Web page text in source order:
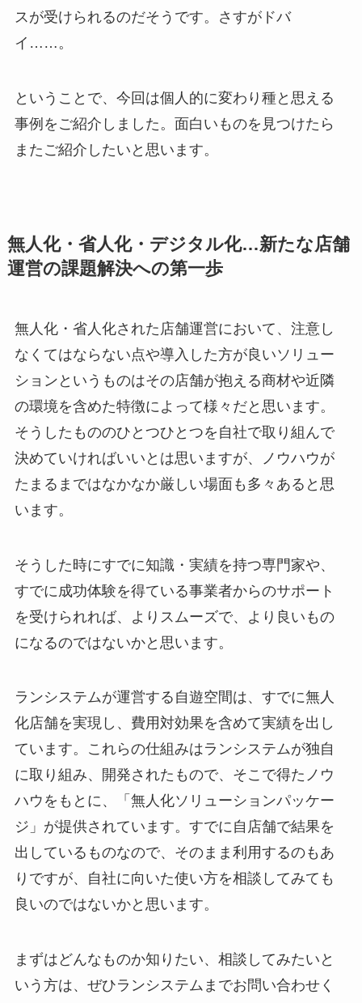
スが受けられるのだそうです。さすがドバ
イ……。
ということで、今回は個人的に変わり種と思える
事例をご紹介しました。面白いものを見つけたら
またご紹介したいと思います。
無人化・省人化・デジタル化…新たな店舗
運営の課題解決への第一歩
無人化・省人化された店舗運営において、注意し
なくてはならない点や導入した方が良いソリュー
ションというものはその店舗が抱える商材や近隣
の環境を含めた特徴によって様々だと思います。
そうしたもののひとつひとつを自社で取り組んで
決めていければいいとは思いますが、ノウハウが
たまるまではなかなか厳しい場面も多々あると思
います。
そうした時にすでに知識・実績を持つ専門家や、
すでに成功体験を得ている事業者からのサポート
を受けられれば、よりスムーズで、より良いもの
になるのではないかと思います。
ランシステムが運営する自遊空間は、すでに無人
化店舗を実現し、費用対効果を含めて実績を出し
ています。これらの仕組みはランシステムが独自
に取り組み、開発されたもので、そこで得たノウ
ハウをもとに、「無人化ソリューションパッケー
ジ」が提供されています。すでに自店舗で結果を
出しているものなので、そのまま利用するのもあ
りですが、自社に向いた使い方を相談してみても
良いのではないかと思います。
まずはどんなものか知りたい、相談してみたいと
いう方は、ぜひランシステムまでお問い合わせく